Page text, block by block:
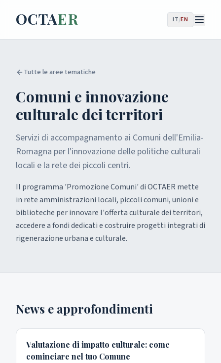
OCTAER IT/EN
Tutte le aree tematiche
Comuni e innovazione
culturale dei territori
Servizi di accompagnamento ai Comuni dell'Emilia-
Romagna per l'innovazione delle politiche culturali
locali e la rete dei piccoli centri.
Il programma 'Promozione Comuni' di OCTAER mette
in rete amministrazioni locali, piccoli comuni, unioni e
biblioteche per innovare l'offerta culturale dei territori,
accedere a fondi dedicati e costruire progetti integrati di
rigenerazione urbana e culturale.
News e approfondimenti
Valutazione di impatto culturale: come
cominciare nel tuo Comune